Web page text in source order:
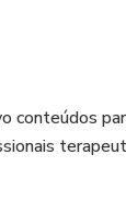
conteúdos